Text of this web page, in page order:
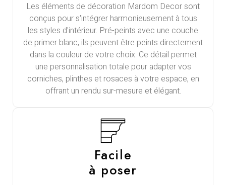
Les éléments de décoration Mardom Decor sont
conçus pour s'intégrer harmonieusement à tous
les styles d'intérieur. Pré-peints avec une couche
de primer blanc, ils peuvent être peints directement
dans la couleur de votre choix. Ce détail permet
une personnalisation totale pour adapter vos
corniches, plinthes et rosaces à votre espace, en
offrant un rendu sur-mesure et élégant.
Facile
à poser